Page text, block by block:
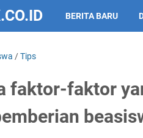
BERITA BARU
/Tips
faktor-faktor